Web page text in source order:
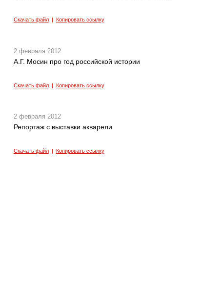
Скачать файл| Копировать ссылку
2 февраля 2012
А.Г. Мосин про год российской истории
Скачать файл| Копировать ссылку
2 февраля 2012
Репортаж с выставки акварели
Скачать файл| Копировать ссылку